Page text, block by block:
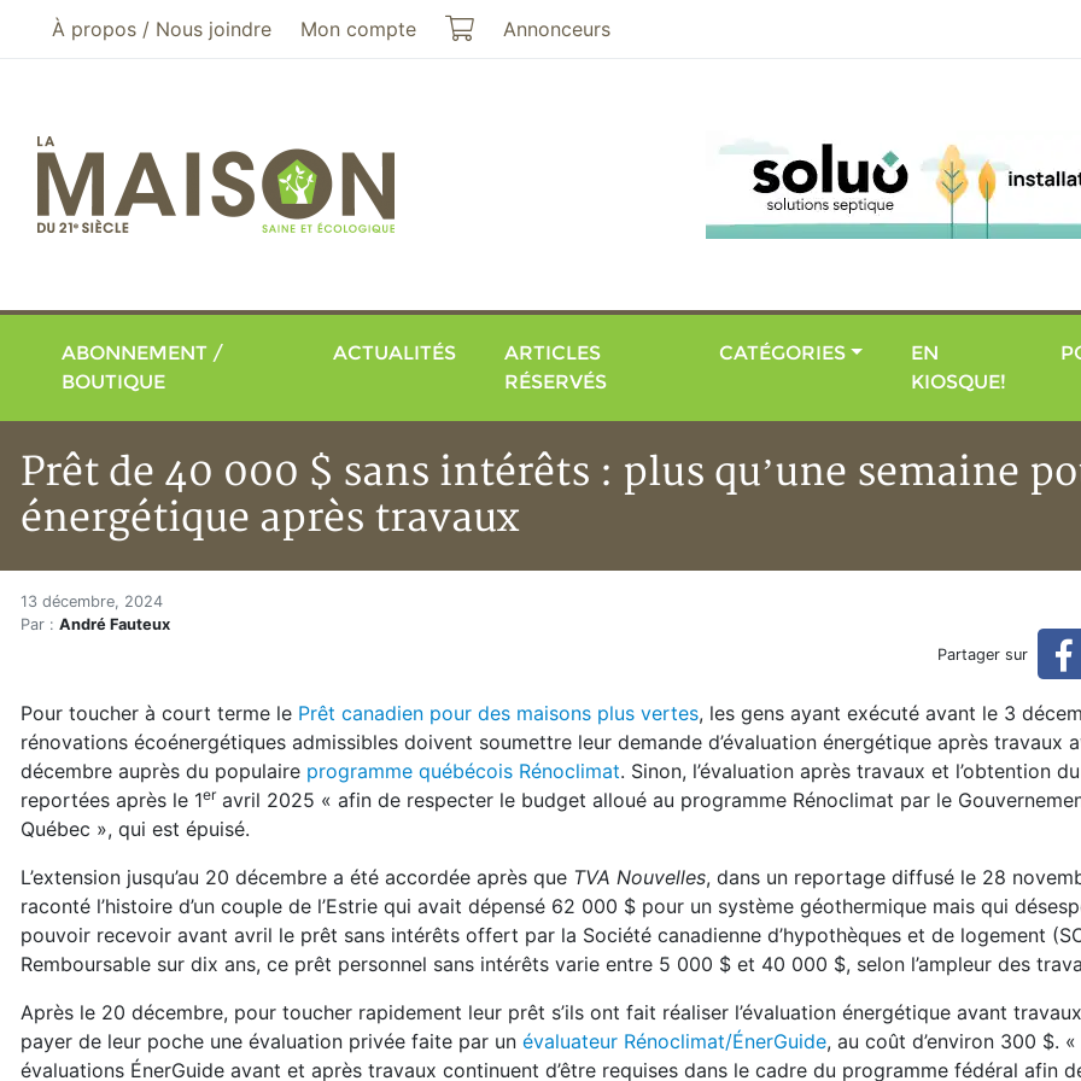
Aller au menu principal
Aller au contenu principal
À propos / Nous joindre Mon compte Mon panier
Annonceurs
ABONNEMENT /
BOUTIQUE
ACTUALITÉS
ARTICLES
RÉSERVÉS
CATÉGORIES
EN
KIOSQUE!
Prêt de 40 000 $ sans intérêts : plus qu’une semaine
énergétique après travaux
Accueil
Articles
Prêt de 40 000 $ sans intérêts : plus qu’une semaine pour commander l’évaluation énergétique après travaux
Prêt de 40 000 $ sans intérêts : plus qu’une semaine
13 décembre, 2024
Par : André Fauteux
Partager sur
Pour toucher à court terme le Prêt canadien pour des maisons plus vertes, les gens ayant exécuté avant le 3
rénovations écoénergétiques admissibles doivent soumettre leur demande d’évaluation énergétique après travaux
décembre auprès du populaire programme québécois Rénoclimat. Sinon, l’évaluation après travaux et l’obtention
reportées après le 1eravril 2025 « afin de respecter le budget alloué au programme Rénoclimat par le
Québec », qui est épuisé.
L’extension jusqu’au 20 décembre a été accordée après que TVA Nouvelles, dans un reportage diffusé le 28
raconté l’histoire d’un couple de l’Estrie qui avait dépensé 62 000 $ pour un système géothermique mais qui
pouvoir recevoir avant avril le prêt sans intérêts offert par la Société canadienne d’hypothèques et de logement
Remboursable sur dix ans, ce prêt personnel sans intérêts varie entre 5 000 $ et 40 000 $, selon l’ampleur des
Après le 20 décembre, pour toucher rapidement leur prêt s’ils ont fait réaliser l’évaluation énergétique avant
payer de leur poche une évaluation privée faite par un évaluateur Rénoclimat/ÉnerGuide, au coût d’environ 300 $. «
évaluations ÉnerGuide avant et après travaux continuent d’être requises dans le cadre du programme fédéral afin